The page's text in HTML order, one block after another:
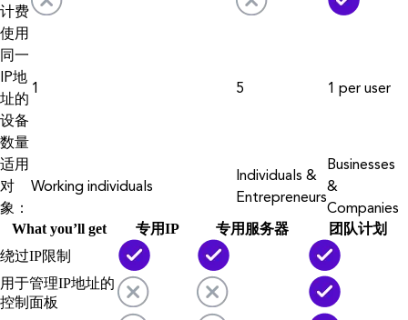
计费
使用
同一
IP地
址的
设备
数量
1 5 1 per user
适用
对
象：
Working individuals
Individuals &
Entrepreneurs
Businesses
&
Companies
What you’ll get 专用IP 专用服务器
团队计划
绕过IP限制
用于管理IP地址的
控制面板